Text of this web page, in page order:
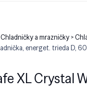
a mrazničky >
energet. trieda D, 60
XL Crystal